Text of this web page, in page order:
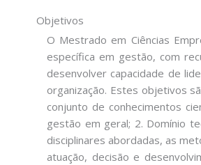
Objetivos
O Mestrado em Ciências
específica em gestão, com
desenvolver capacidade de
organização. Estes objetivos
conjunto de conhecimentos
gestão em geral; 2. Domínio
disciplinares abordadas, as
atuação, decisão e